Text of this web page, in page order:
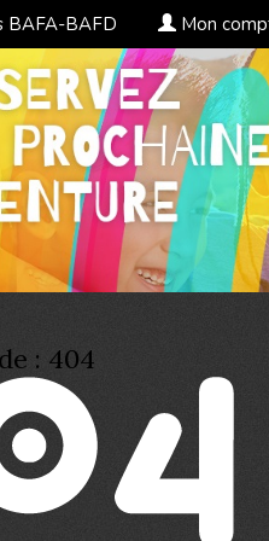
BAFA-BAFD Mon
: 404